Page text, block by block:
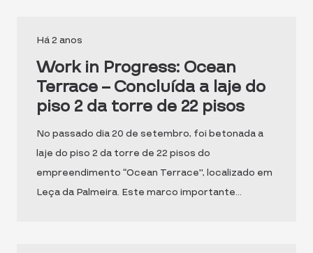
Há 2 anos
Work in Progress: Ocean
Terrace – Concluída a laje do
piso 2 da torre de 22 pisos
No passado dia 20 de setembro, foi betonada a
laje do piso 2 da torre de 22 pisos do
empreendimento “Ocean Terrace”, localizado em
Leça da Palmeira. Este marco importante…